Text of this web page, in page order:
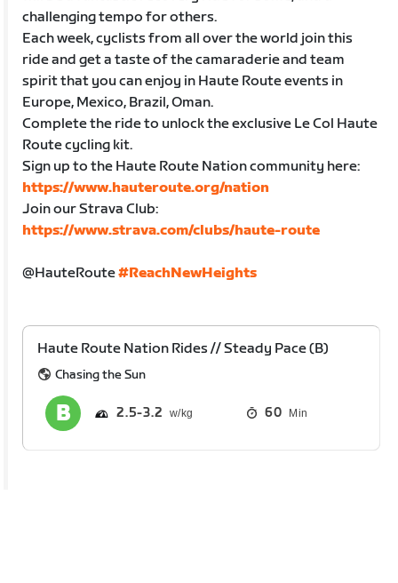
challenging tempo for others.
Each week, cyclists from all over the world join this
ride and get a taste of the camaraderie and team
spirit that you can enjoy in Haute Route events in
Europe, Mexico, Brazil, Oman.
Complete the ride to unlock the exclusive Le Col Haute
Route cycling kit.
Sign up to the Haute Route Nation community here:
https://www.hauteroute.org/nation
Join our Strava Club:
https://www.strava.com/clubs/haute-route
@HauteRoute#ReachNewHeights
Haute Route Nation Rides // Steady Pace (B)
Chasing the Sun
2.5 3.2 60 Min